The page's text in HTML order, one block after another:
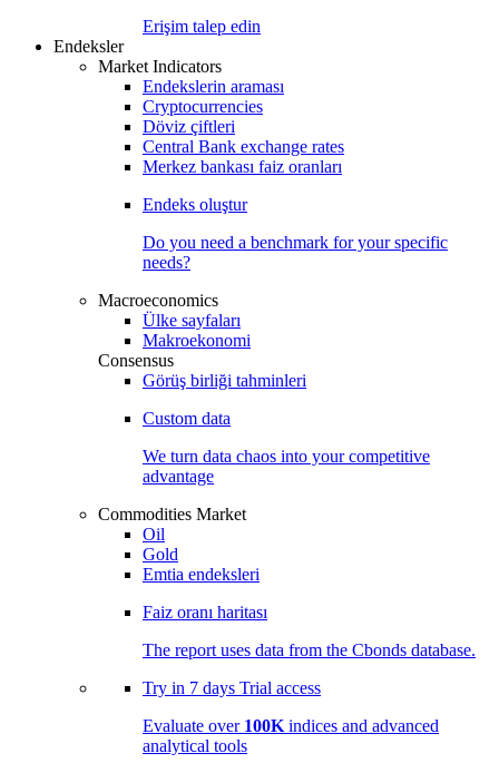
Erişim talep edin
Endeksler
Market Indicators
Endekslerin araması
Cryptocurrencies
Döviz çiftleri
Central Bank exchange rates
Merkez bankası faiz oranları
Endeks oluştur
Do you need a benchmark for your specific
needs?
Macroeconomics
Ülke sayfaları
Makroekonomi
Consensus
Görüş birliği tahminleri
Custom data
We turn data chaos into your competitive
advantage
Commodities Market
Oil
Gold
Emtia endeksleri
Faiz oranı haritası
The report uses data from the Cbonds database.
Try in 7 days Trial access
Evaluate over 100K indices and advanced
analytical tools